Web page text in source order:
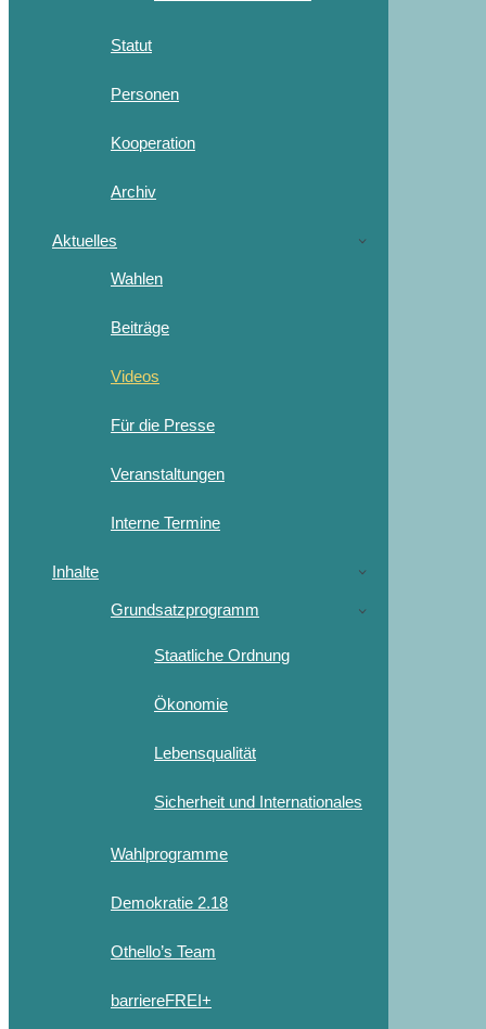
Statut
Personen
Kooperation
Archiv
Aktuelles
Wahlen
Beiträge
Videos
Für die Presse
Veranstaltungen
Interne Termine
Inhalte
Grundsatzprogramm
Staatliche Ordnung
Ökonomie
Lebensqualität
Sicherheit und Internationales
Wahlprogramme
Demokratie 2.18
Othello’s Team
barriereFREI+